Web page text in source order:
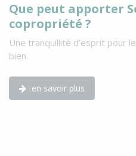
Que peut apporter
copropriété ?
Une tranquillité d’esprit pour
bien.
en savoir plus